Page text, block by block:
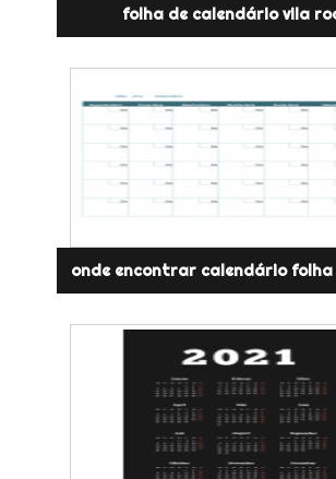
folha de calendário vila
onde encontrar calendário folha